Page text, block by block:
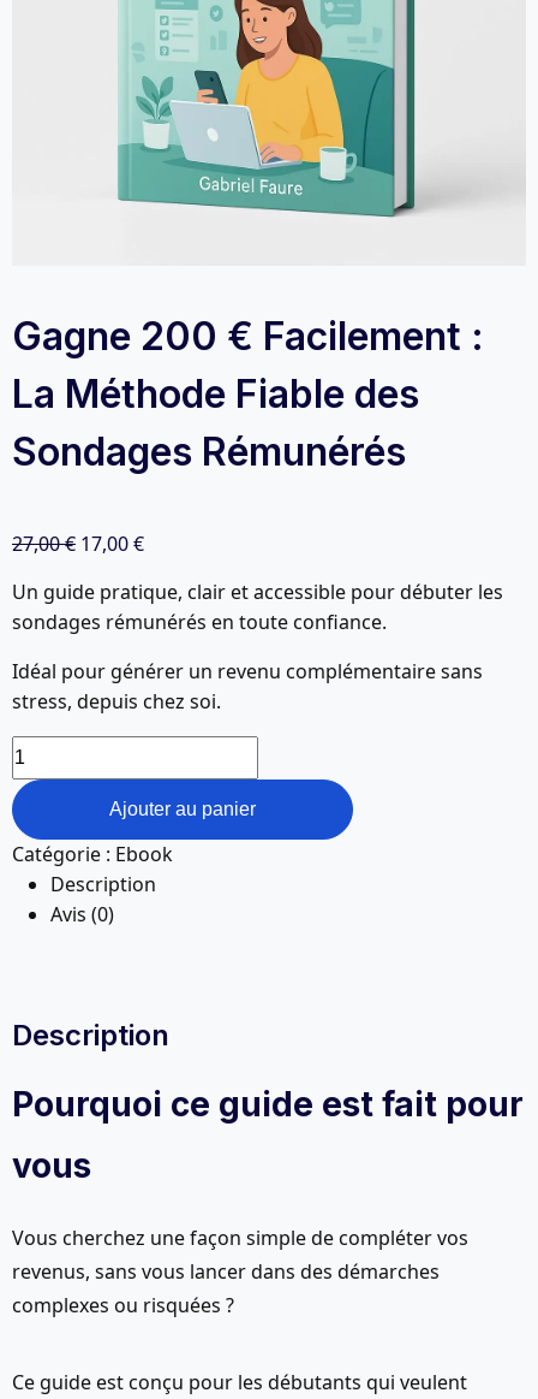
Gagne 200 € Facilement :
La Méthode Fiable des
Sondages Rémunérés
27,00€ Le
initial
était :
27,00 €.
17,00€Le
actuel
est :
17,00 €.
Un guide pratique, clair et accessible pour débuter les
sondages rémunérés en toute confiance.
Idéal pour générer un revenu complémentaire sans
stress, depuis chez soi.
quantité
de
Gagne
200
€
Facilement
Fiable
des
Rémunérés
Ajouter au panier
Catégorie : Ebook
Description
Avis (0)
Description
Pourquoi ce guide est fait pour
vous
Vous cherchez une façon simple de compléter vos
revenus, sans vous lancer dans des démarches
complexes ou risquées ?
Ce guide est conçu pour les débutants qui veulent